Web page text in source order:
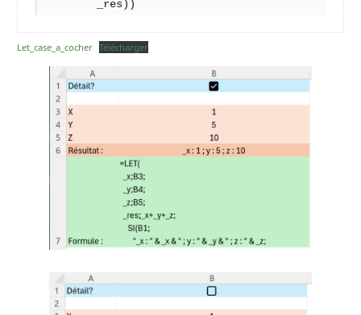
        _res))
Let_case_a_cocher Télécharger